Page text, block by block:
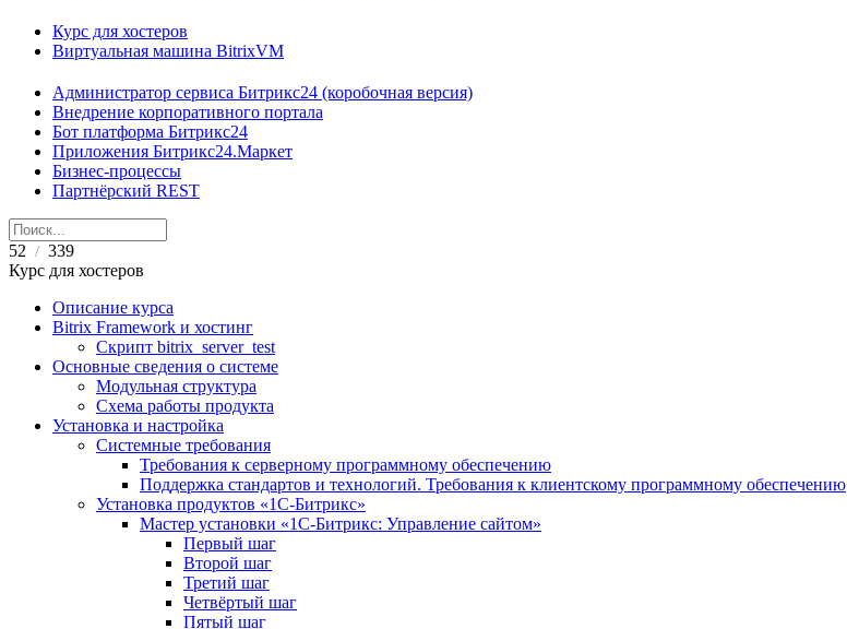
Курс для хостеров
Виртуальная машина BitrixVM
Администратор сервиса Битрикс24 (коробочная версия)
Внедрение корпоративного портала
Бот платформа Битрикс24
Приложения Битрикс24.Маркет
Бизнес-процессы
Партнёрский REST
52 / 339
Курс для хостеров
Описание курса
Bitrix Framework и хостинг
Скрипт bitrix_server_test
Основные сведения о системе
Модульная структура
Схема работы продукта
Установка и настройка
Системные требования
Требования к серверному программному обеспечению
Поддержка стандартов и технологий. Требования к клиентскому программному обеспечению
Установка продуктов «1С-Битрикс»
Мастер установки «1C-Битрикс: Управление сайтом»
Первый шаг
Второй шаг
Третий шаг
Четвёртый шаг
Пятый шаг